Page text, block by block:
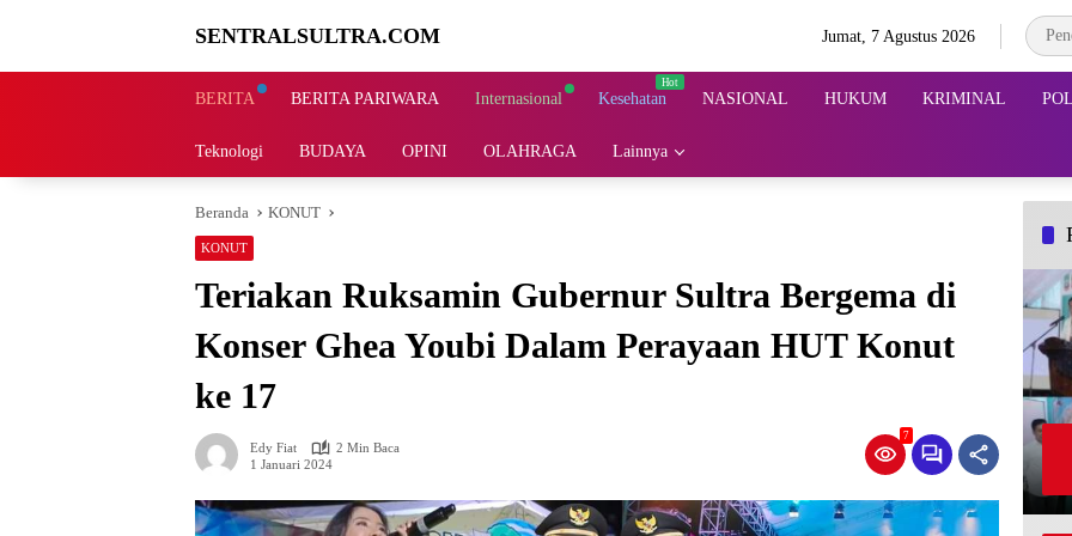
SENTRALSULTRA.COM Jumat, 7 Agustus 2026
BERITA BERITA PARIWARA Internasional Kesehatan NASIONAL HUKUM KRIMINAL
Teknologi BUDAYA OPINI OLAHRAGA Lainnya
Beranda KONUT
KONUT
Teriakan Ruksamin Gubernur Sultra Bergema di
Konser Ghea Youbi Dalam Perayaan HUT Konut
ke 17
Edy Fiat
2 Min Baca
1 Januari 2024
7